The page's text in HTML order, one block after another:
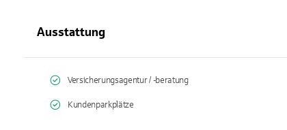
Ausstattung
Versicherungsagentur / -beratung
Kundenparkplätze